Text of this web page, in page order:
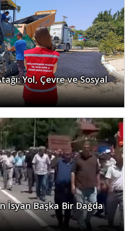
Yol, Çevre ve Sosyal
İsyan Başka Bir Dağda